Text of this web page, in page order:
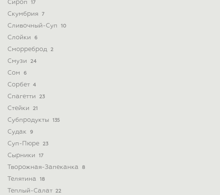
Сироп 17
Скумбрия 7
Сливочный-Суп 10
Слойки 6
Сморреброд 2
Смузи 24
Сом 6
Сорбет 4
Спагетти 23
Стейки 21
Субпродукты 135
Судак 9
Суп-Пюре 23
Сырники 17
Творожная-Запеканка 8
Телятина 18
Теплый-Салат 22